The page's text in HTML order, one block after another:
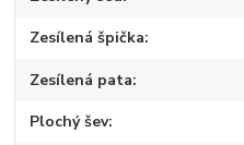
Zesílená špička
Zesílená pata
Plochý šev